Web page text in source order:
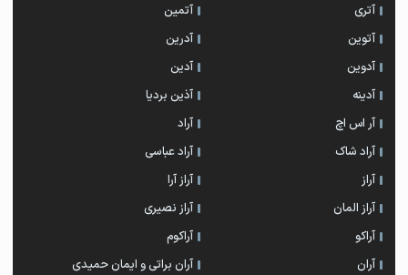
آتری
آتمین
آتوین
آدرین
آدوین
آدین
آدینه
آذین بردیا
آر اس اچ
آراد
آراد شاک
آراد عباسی
آراز
آراز آرا
آراز المان
آراز نصیری
آراکو
آراکوم
آران
آران براتی و ایمان حمیدی